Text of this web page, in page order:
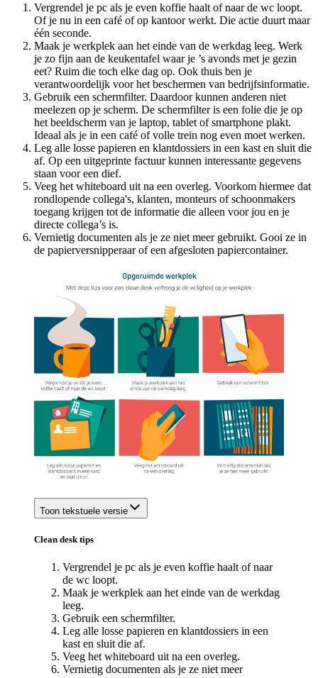
Vergrendel je pc als je even koffie haalt of naar de wc loopt.
Of je nu in een café of op kantoor werkt. Die actie duurt maar
één seconde.
Maak je werkplek aan het einde van de werkdag leeg. Werk
je zo fijn aan de keukentafel waar je ’s avonds met je gezin
eet? Ruim die toch elke dag op. Ook thuis ben je
verantwoordelijk voor het beschermen van bedrijfsinformatie.
Gebruik een schermfilter. Daardoor kunnen anderen niet
meelezen op je scherm. De schermfilter is een folie die je op
het beeldscherm van je laptop, tablet of smartphone plakt.
Ideaal als je in een café of volle trein nog even moet werken.
Leg alle losse papieren en klantdossiers in een kast en sluit die
af. Op een uitgeprinte factuur kunnen interessante gegevens
staan voor een dief.
Veeg het whiteboard uit na een overleg. Voorkom hiermee dat
rondlopende collega's, klanten, monteurs of schoonmakers
toegang krijgen tot de informatie die alleen voor jou en je
directe collega’s is.
Vernietig documenten als je ze niet meer gebruikt. Gooi ze in
de papierversnipperaar of een afgesloten papiercontainer.
Toon tekstuele versie
Clean desk tips
Vergrendel je pc als je even koffie haalt of naar
de wc loopt.
Maak je werkplek aan het einde van de werkdag
leeg.
Gebruik een schermfilter.
Leg alle losse papieren en klantdossiers in een
kast en sluit die af.
Veeg het whiteboard uit na een overleg.
Vernietig documenten als je ze niet meer